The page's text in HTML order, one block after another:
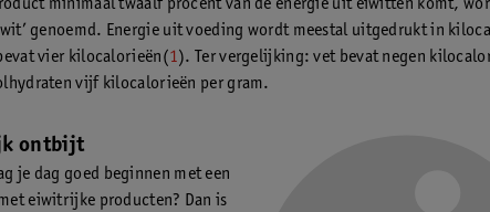
minimaal twaalf procent van de energie uit eiwitten komt,
genoemd. Energie uit voeding wordt meestal uitgedrukt in
vier kilocalorieën(1). Ter vergelijking: vet bevat negen
vijf kilocalorieën per gram.
ontbijt
je dag goed beginnen met een
eiwitrijke producten? Dan is